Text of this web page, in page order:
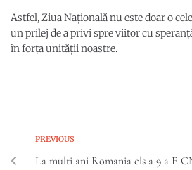
Astfel, Ziua Națională nu este doar o
un prilej de a privi spre viitor cu
în forța unității noastre.
PREVIOUS
La multi ani Romania cls a 9 a E